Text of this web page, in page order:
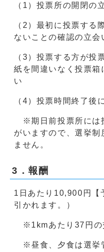
（1）投票所の開閉の
（2）最初に投票する
ないことの確認の立会
（3）投票する方が投
紙を間違いなく投票箱
い
（4）投票時間終了後
※期日前投票所には
がいますので、選挙制
ません。
3．報酬
1日あたり10,900円【
引かれます。）
※1kmあたり37円の
※昼食、夕食は選挙